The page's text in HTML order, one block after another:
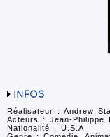
INFOS
Réalisateur : Andrew
Acteurs : Jean-Philippe
Nationalité : U.S.A